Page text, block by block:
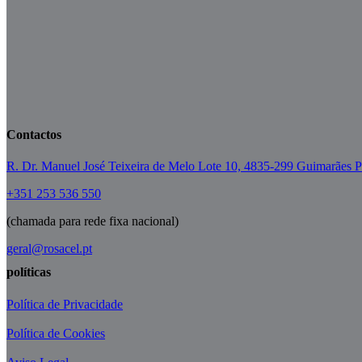
Contactos
R. Dr. Manuel José Teixeira de Melo Lote 10, 4835-299 Guimarães
+351 253 536 550
(chamada para rede fixa nacional)
geral@rosacel.pt
políticas
Política de Privacidade
Política de Cookies